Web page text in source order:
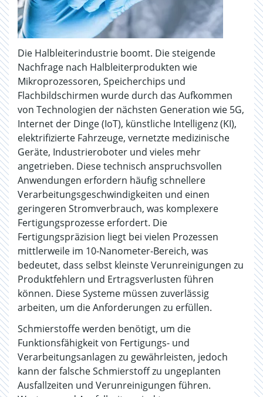
Die Halbleiterindustrie boomt. Die steigende
Nachfrage nach Halbleiterprodukten wie
Mikroprozessoren, Speicherchips und
Flachbildschirmen wurde durch das Aufkommen
von Technologien der nächsten Generation wie 5G,
Internet der Dinge (IoT), künstliche Intelligenz (KI),
elektrifizierte Fahrzeuge, vernetzte medizinische
Geräte, Industrieroboter und vieles mehr
angetrieben. Diese technisch anspruchsvollen
Anwendungen erfordern häufig schnellere
Verarbeitungsgeschwindigkeiten und einen
geringeren Stromverbrauch, was komplexere
Fertigungsprozesse erfordert. Die
Fertigungspräzision liegt bei vielen Prozessen
mittlerweile im 10-Nanometer-Bereich, was
bedeutet, dass selbst kleinste Verunreinigungen zu
Produktfehlern und Ertragsverlusten führen
können. Diese Systeme müssen zuverlässig
arbeiten, um die Anforderungen zu erfüllen.
Schmierstoffe werden benötigt, um die
Funktionsfähigkeit von Fertigungs- und
Verarbeitungsanlagen zu gewährleisten, jedoch
kann der falsche Schmierstoff zu ungeplanten
Ausfallzeiten und Verunreinigungen führen.